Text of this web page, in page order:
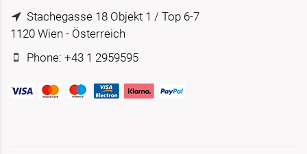
Stachegasse 18 Objekt 1 / Top 6-7
1120 Wien - Österreich
Phone: +43 1 2959595